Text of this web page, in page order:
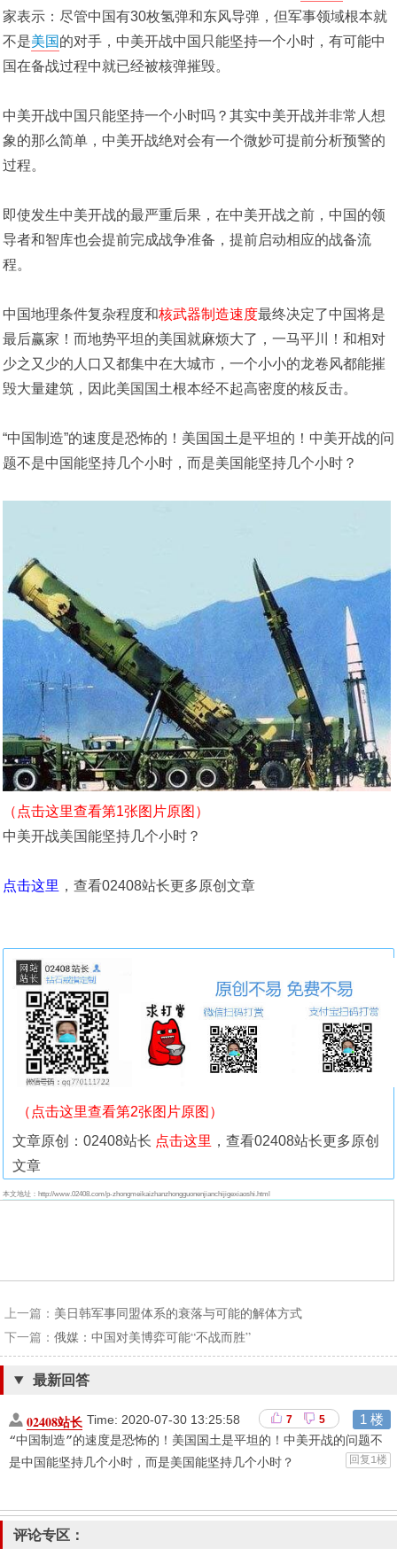
家表示：尽管中国有30枚氢弹和东风导弹，但军事领域根本就
不是美国的对手，中美开战中国只能坚持一个小时，有可能中
国在备战过程中就已经被核弹摧毁。
中美开战中国只能坚持一个小时吗？其实中美开战并非常人想
象的那么简单，中美开战绝对会有一个微妙可提前分析预警的
过程。
即使发生中美开战的最严重后果，在中美开战之前，中国的领
导者和智库也会提前完成战争准备，提前启动相应的战备流
程。
中国地理条件复杂程度和核武器制造速度最终决定了中国将是
最后赢家！而地势平坦的美国就麻烦大了，一马平川！和相对
少之又少的人口又都集中在大城市，一个小小的龙卷风都能摧
毁大量建筑，因此美国国土根本经不起高密度的核反击。
“中国制造”的速度是恐怖的！美国国土是平坦的！中美开战的问
题不是中国能坚持几个小时，而是美国能坚持几个小时？
（点击这里查看第1张图片原图）
中美开战美国能坚持几个小时？
点击这里 ，查看02408站长更多原创文章
（点击这里查看第2张图片原图）
文章原创：02408站长 点击这里 ，查看02408站长更多原创
文章
本文地址：http://www.02408.com/p-zhongmeikaizhanzhongguonenjianchijigexiaoshi.html
上一篇： 美日韩军事同盟体系的衰落与可能的解体方式
下一篇： 俄媒：中国对美博弈可能“不战而胜”
最新回答
1 楼
7 5
02408站长 Time: 2020-07-30 13:25:58
“中国制造”的速度是恐怖的！美国国土是平坦的！中美开战的问题不
是中国能坚持几个小时，而是美国能坚持几个小时？
回复1楼
评论专区：